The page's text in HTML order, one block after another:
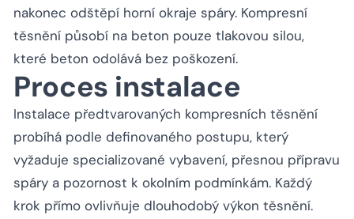
nakonec odštěpí horní okraje spáry. Kompresní
těsnění působí na beton pouze tlakovou silou,
které beton odolává bez poškození.
Proces instalace
Instalace předtvarovaných kompresních těsnění
probíhá podle definovaného postupu, který
vyžaduje specializované vybavení, přesnou přípravu
spáry a pozornost k okolním podmínkám. Každý
krok přímo ovlivňuje dlouhodobý výkon těsnění.